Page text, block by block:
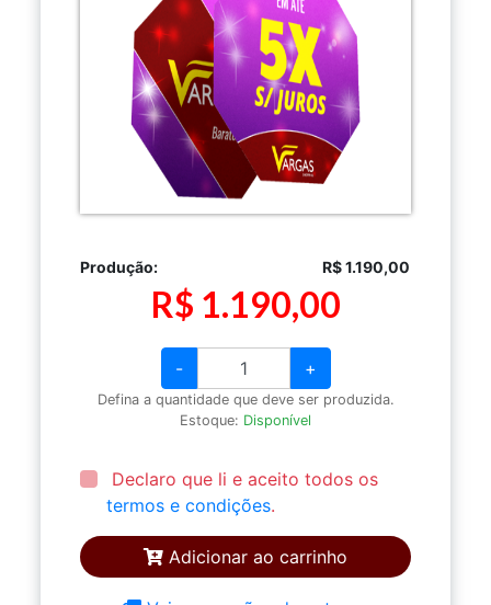
- +
Defina a quantidade que deve ser produzida.
Estoque: Disponível
Declaro que li e aceito todos os
termos e condições.
Adicionar ao carrinho
Produção: R$ 1.190,00
R$ 1.190,00